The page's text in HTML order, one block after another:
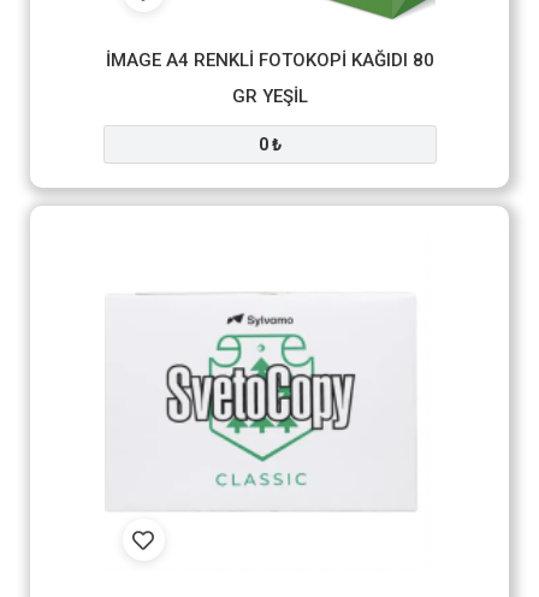
İMAGE A4 RENKLİ FOTOKOPİ KAĞIDI 80
GR YEŞİL
0 ₺